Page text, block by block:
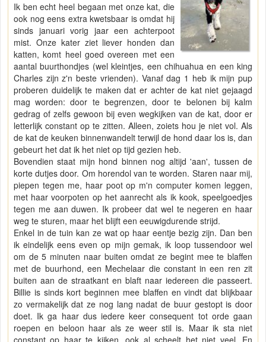
Ik ben echt heel begaan met onze kat, die
ook nog eens extra kwetsbaar is omdat hij
sinds januari vorig jaar een achterpoot
mist. Onze kater ziet liever honden dan
katten, komt heel goed overeen met een
aantal buurthondjes (wel kleintjes, een chihuahua en een king
Charles zijn z'n beste vrienden). Vanaf dag 1 heb ik mijn pup
proberen duidelijk te maken dat er achter de kat niet gejaagd
mag worden: door te begrenzen, door te belonen bij kalm
gedrag of zelfs gewoon bij even wegkijken van de kat, door er
letterlijk constant op te zitten. Alleen, zoiets hou je niet vol. Als
de kat de keuken binnenwandelt terwijl de hond daar los is, dan
gebeurt het dat ik het niet op tijd gezien heb.
Bovendien staat mijn hond binnen nog altijd 'aan', tussen de
korte dutjes door. Om horendol van te worden. Staren naar mij,
piepen tegen me, haar poot op m'n computer komen leggen,
met haar voorpoten op het aanrecht als ik kook, speelgoedjes
tegen me aan duwen. Ik probeer dat wel te negeren en haar
weg te sturen, maar het blijft een eeuwigdurende strijd.
Enkel in de tuin kan ze wat op haar eentje bezig zijn. Dan ben
ik eindelijk eens even op mijn gemak, ik loop tussendoor wel
om de 5 minuten naar buiten omdat ze begint mee te blaffen
met de buurhond, een Mechelaar die constant in een ren zit
buiten aan de straatkant en blaft naar iedereen die passeert.
Billie is sinds kort beginnen mee blaffen en vindt dat blijkbaar
zo vermakelijk dat ze nog lang nadat de buur gestopt is door
doet. Ik ga haar dus iedere keer consequent tot orde gaan
roepen en beloon haar als ze weer stil is. Maar ik sta niet